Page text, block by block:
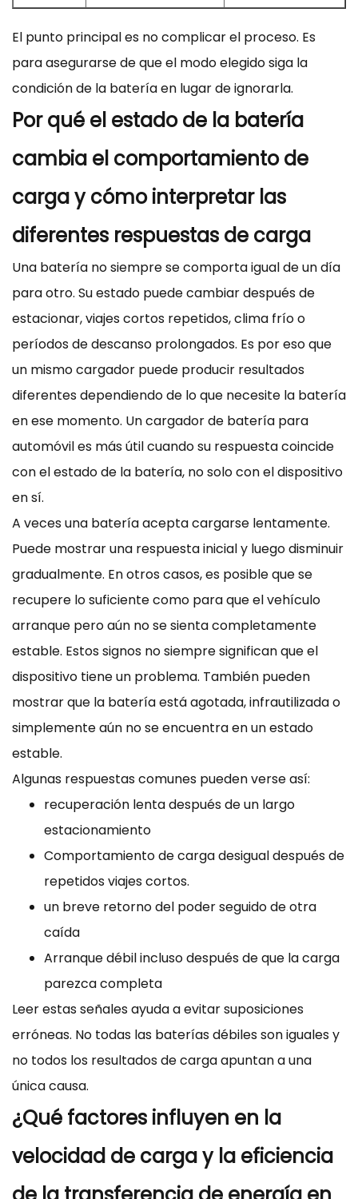
El punto principal es no complicar el proceso. Es
para asegurarse de que el modo elegido siga la
condición de la batería en lugar de ignorarla.
Por qué el estado de la batería
cambia el comportamiento de
carga y cómo interpretar las
diferentes respuestas de carga
Una batería no siempre se comporta igual de un día
para otro. Su estado puede cambiar después de
estacionar, viajes cortos repetidos, clima frío o
períodos de descanso prolongados. Es por eso que
un mismo cargador puede producir resultados
diferentes dependiendo de lo que necesite la batería
en ese momento. Un cargador de batería para
automóvil es más útil cuando su respuesta coincide
con el estado de la batería, no solo con el dispositivo
en sí.
A veces una batería acepta cargarse lentamente.
Puede mostrar una respuesta inicial y luego disminuir
gradualmente. En otros casos, es posible que se
recupere lo suficiente como para que el vehículo
arranque pero aún no se sienta completamente
estable. Estos signos no siempre significan que el
dispositivo tiene un problema. También pueden
mostrar que la batería está agotada, infrautilizada o
simplemente aún no se encuentra en un estado
estable.
Algunas respuestas comunes pueden verse así:
recuperación lenta después de un largo
estacionamiento
Comportamiento de carga desigual después de
repetidos viajes cortos.
un breve retorno del poder seguido de otra
caída
Arranque débil incluso después de que la carga
parezca completa
Leer estas señales ayuda a evitar suposiciones
erróneas. No todas las baterías débiles son iguales y
no todos los resultados de carga apuntan a una
única causa.
¿Qué factores influyen en la
velocidad de carga y la eficiencia